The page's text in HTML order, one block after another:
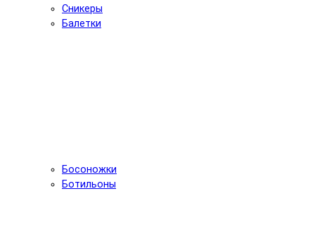
Сникеры
Балетки
Босоножки
Ботильоны